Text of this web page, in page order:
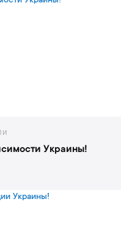
Украины!